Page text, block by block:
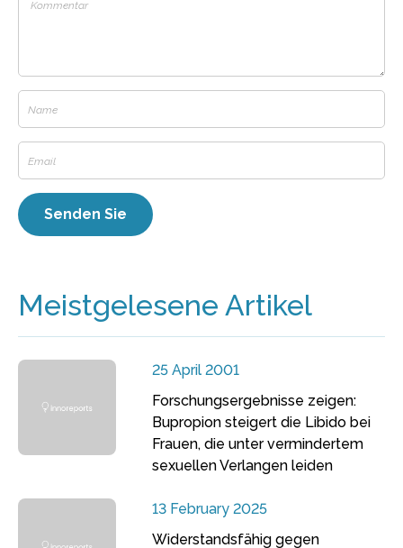
Meistgelesene Artikel
25 April 2001
Forschungsergebnisse zeigen:
Bupropion steigert die Libido bei
Frauen, die unter vermindertem
sexuellen Verlangen leiden
13 February 2025
Widerstandsfähig gegen